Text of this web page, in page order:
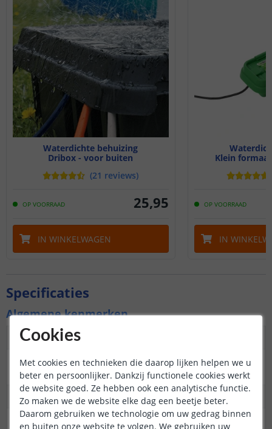
Waterdichte behuizing
Dribox - voor buiten
(21 reviews)
OP VOORRAAD 25,95
IN WINKELWAGEN
Klein
OP VOORRAAD
IN
Specificaties
Algemene kenmerken
Dimbaar
3M plakstrip over de
gehele lengte
Ja
Garantie
5 jaar
Op maat te knippen
Basic: elke 10 cm
Cookies
Met cookies en technieken die daarop lijken helpen we u
beter en persoonlijker. Dankzij functionele cookies werkt
de website goed. Ze hebben ook een analytische functie.
Zo maken we de website elke dag een beetje beter.
Daarom gebruiken we technologie om uw gedrag binnen
en buiten onze website te volgen. We gebruiken uw